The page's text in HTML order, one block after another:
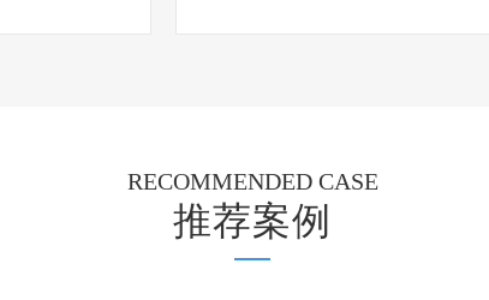
RECOMMENDED CASE
推荐案例